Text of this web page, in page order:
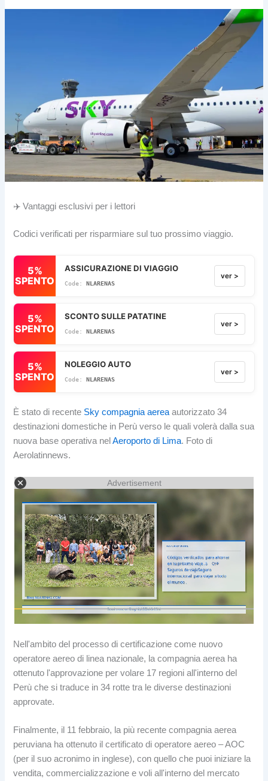
✈️ Vantaggi esclusivi per i lettori
Codici verificati per risparmiare sul tuo prossimo viaggio.
5%
SPENTO
ASSICURAZIONE DI VIAGGIO
NLARENAS
ver >
5%
SPENTO
SCONTO SULLE PATATINE
NLARENAS
ver >
5%
SPENTO
NOLEGGIO AUTO
NLARENAS
ver >
È stato di recente Sky compagnia aereaautorizzato 34
destinazioni domestiche in Perù verso le quali volerà dalla sua
nuova base operativa nelAeroporto di Lima. Foto di
Aerolatinnews.
Advertisement
Nell'ambito del processo di certificazione come nuovo
operatore aereo di linea nazionale, la compagnia aerea ha
ottenuto l'approvazione per volare 17 regioni all'interno del
Perù che si traduce in 34 rotte tra le diverse destinazioni
approvate.
Finalmente, il 11 febbraio, la più recente compagnia aerea
peruviana ha ottenuto il certificato di operatore aereo – AOC
(per il suo acronimo in inglese), con quello che puoi iniziare la
vendita, commercializzazione e voli all'interno del mercato